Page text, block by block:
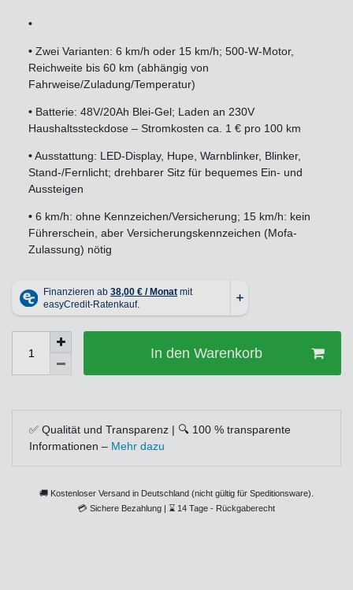
•
• Zwei Varianten: 6 km/h oder 15 km/h; 500-W-Motor,
Reichweite bis 60 km (abhängig von
Fahrweise/Zuladung/Temperatur)
• Batterie: 48V/20Ah Blei-Gel; Laden an 230V
Haushaltssteckdose – Stromkosten ca. 1 € pro 100 km
•Ausstattung: LED-Display, Hupe, Warnblinker, Blinker,
Stand-/Fernlicht; drehbarer Sitz für bequemes Ein- und
Aussteigen
• 6 km/h: ohne Kennzeichen/Versicherung; 15 km/h: kein
Führerschein, aber Versicherungskennzeichen (Mofa-
Zulassung) nötig
In den Warenkorb
✅ Qualität und Transparenz | 🔍 100 % transparente
Informationen – Mehr dazu
🚚 Kostenloser Versand in Deutschland (nicht gültig für Speditionsware).
💳 Sichere Bezahlung | ⌛ 14 Tage - Rückgaberecht